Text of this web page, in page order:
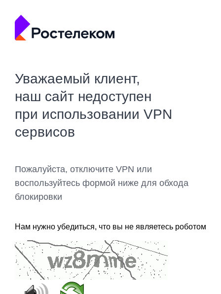
Уважаемый клиент,
наш сайт недоступен
при использовании VPN
сервисов
Пожалуйста, отключите VPN или
воспользуйтесь формой ниже для обхода
блокировки
Нам нужно убедиться, что вы не являетесь роботом